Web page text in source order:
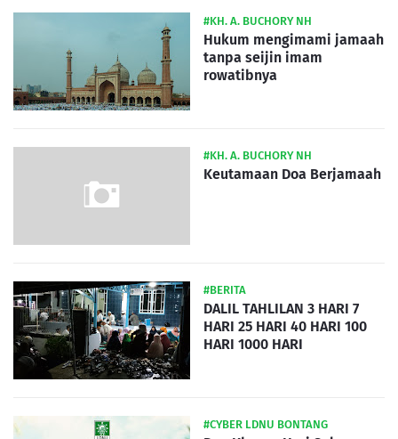
#KH. A. BUCHORY NH
Hukum mengimami jamaah
tanpa seijin imam
rowatibnya
#KH. A. BUCHORY NH
Keutamaan Doa Berjamaah
#BERITA
DALIL TAHLILAN 3 HARI 7
HARI 25 HARI 40 HARI 100
HARI 1000 HARI
#CYBER LDNU BONTANG